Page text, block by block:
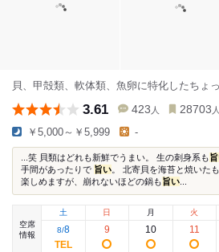
貝、甲殻類、軟体類、魚卵に特化したちょ
3.61 423 人 28703 人
￥5,000～￥5,999 -
...笑 貝類はどれも新鮮でうまい。 生の刺身系も
手間があったりで 旨い 。 北寄貝を海苔と焼いた
楽しめますが、崩れないほどの鍋も旨い
空席
情報
土
8/8
日
9
月
10
火
11